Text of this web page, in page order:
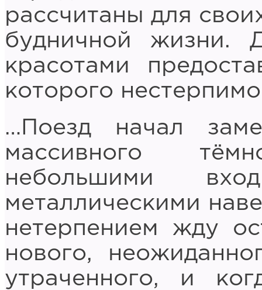
рассчитаны для
будничной жизни.
красотами
которого
…Поезд начал
массивного
небольшими
металлическими
нетерпением жду
нового,
утраченного, и